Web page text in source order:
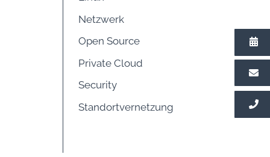
Netzwerk
Open Source
Private Cloud
Security
Standortvernetzung